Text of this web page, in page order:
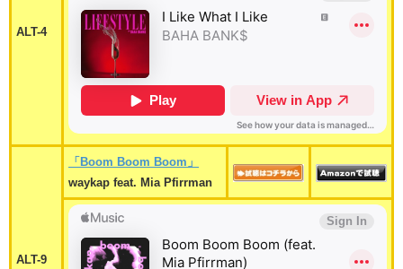
ALT-4
ALT-9
「Boom Boom Boom」
waykap feat. Mia Pfirrman